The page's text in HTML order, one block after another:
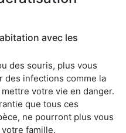
avec les
des souris, plus vous
des infections comme la
votre vie en danger.
que tous ces
ne pourront plus vous
famille.